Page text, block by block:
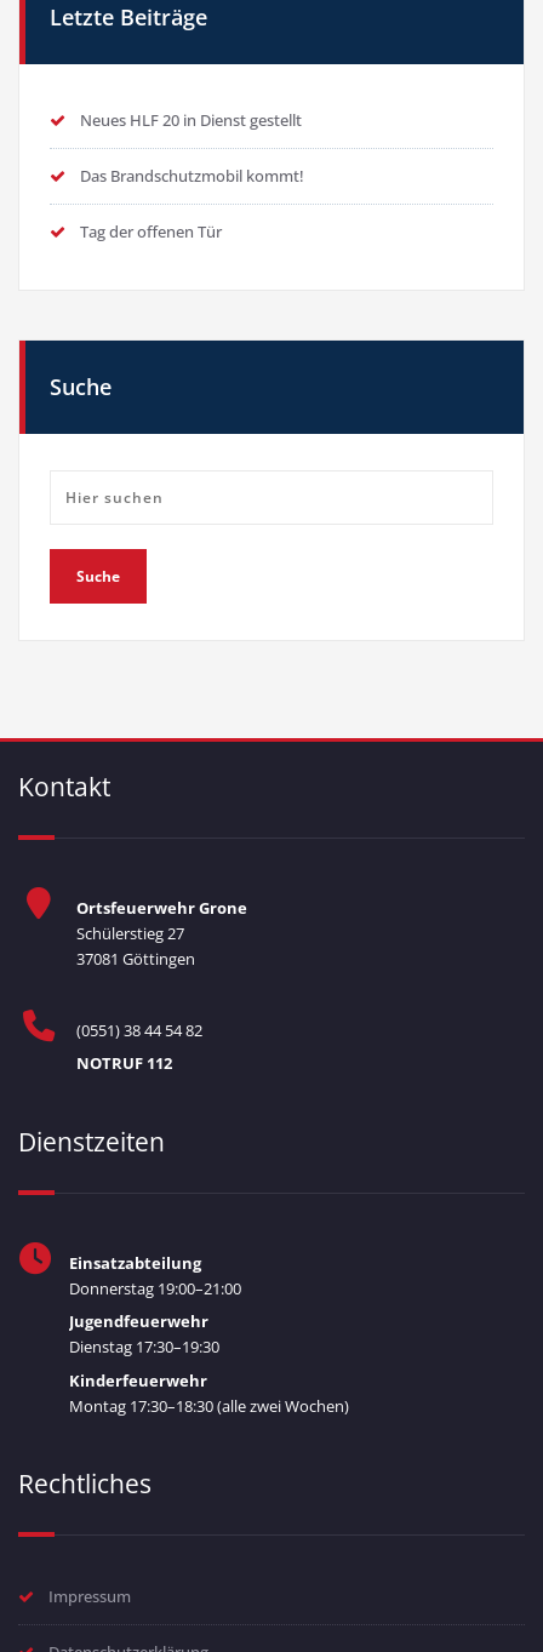
Letzte Beiträge
Neues HLF 20 in Dienst gestellt
Das Brandschutzmobil kommt!
Tag der offenen Tür
Suche
Kontakt
Ortsfeuerwehr Grone
Schülerstieg 27
37081 Göttingen
(0551) 38 44 54 82
NOTRUF 112
Dienstzeiten
Einsatzabteilung
Donnerstag 19:00–21:00
Jugendfeuerwehr
Dienstag 17:30–19:30
Kinderfeuerwehr
Montag 17:30–18:30 (alle zwei Wochen)
Rechtliches
Impressum